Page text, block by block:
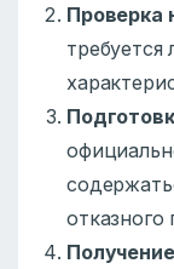
Проверка
отказного